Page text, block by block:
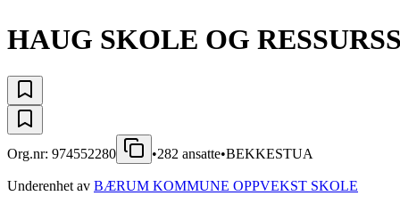
HAUG SKOLE OG
Org.nr: 974552280 •282 ansatte•BEKKESTUA
Underenhet av BÆRUM KOMMUNE OPPVEKST SKOLE